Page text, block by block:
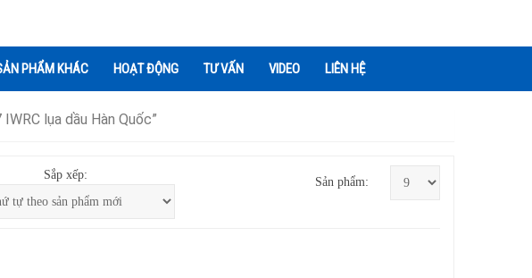
PHẨM KHÁC HOẠT ĐỘNG TƯ VẤN VIDEO LIÊN HỆ
lụa dầu Hàn Quốc”
Sắp xếp:
Sản phẩm: